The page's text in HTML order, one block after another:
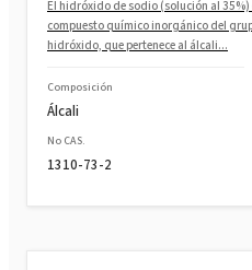
El hidróxido de sodio (solución al 35%)
compuesto químico inorgánico del
hidróxido, que pertenece al álcali...
Composición
Álcali
No CAS.
1310-73-2